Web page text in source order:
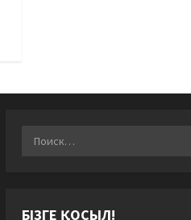
БІЗГЕ ҚОСЫЛ!